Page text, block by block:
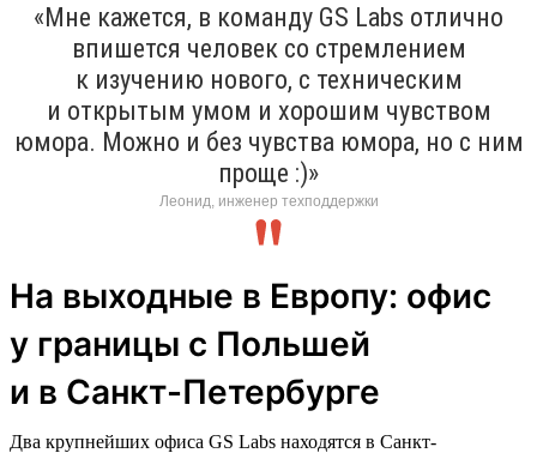
«Мне кажется, в команду GS Labs отлично
впишется человек со стремлением
к изучению нового, с техническим
и открытым умом и хорошим чувством
юмора. Можно и без чувства юмора, но с ним
проще :)»
Леонид, инженер техподдержки
На выходные в Европу: офис
у границы с Польшей
и в Санкт-Петербурге
Два крупнейших офиса GS Labs находятся в Санкт-